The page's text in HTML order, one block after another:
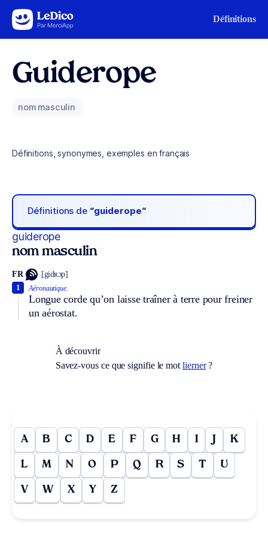
Aller au contenu Définitions
Guiderope
nom masculin
Définitions, synonymes, exemples en français
Définitions de “guiderope“
guiderope
nom masculin
FR [gidʀɔp]
Aéronautique.
Longue corde qu’on laisse traîner à terre pour freiner
un aérostat.
1
À découvrir
Savez-vous ce que signifie le mot lierner?
A B C D E F G H I J K
L M N O P Q R S T U
V W X Y Z